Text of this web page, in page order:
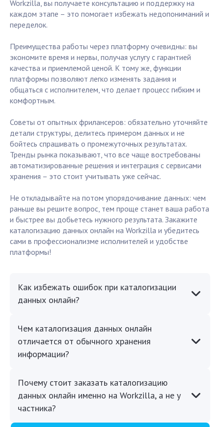
Workzilla, вы получаете консультацию и поддержку на
каждом этапе – это помогает избежать недопониманий и
переделок.
Преимущества работы через платформу очевидны: вы
экономите время и нервы, получая услугу с гарантией
качества и приемлемой ценой. К тому же, функции
платформы позволяют легко изменять задания и
общаться с исполнителем, что делает процесс гибким и
комфортным.
Советы от опытных фрилансеров: обязательно уточняйте
детали структуры, делитесь примером данных и не
бойтесь спрашивать о промежуточных результатах.
Тренды рынка показывают, что все чаще востребованы
автоматизированные решения и интеграция с сервисами
хранения – это стоит учитывать уже сейчас.
Не откладывайте на потом упорядочивание данных: чем
раньше вы решите вопрос, тем проще станет ваша работа
и быстрее вы добьетесь нужного результата. Закажите
каталогизацию данных онлайн на Workzilla и убедитесь
сами в профессионализме исполнителей и удобстве
платформы!
Как избежать ошибок при каталогизации
данных онлайн?
Чем каталогизация данных онлайн
отличается от обычного хранения
информации?
Почему стоит заказать каталогизацию
данных онлайн именно на Workzilla, а не у
частника?